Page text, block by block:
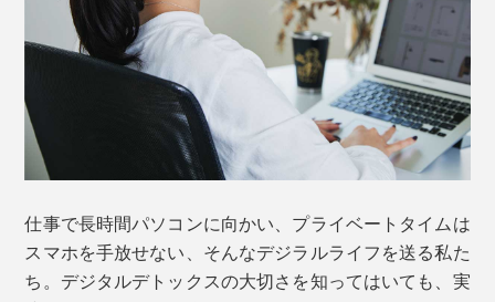
仕事で長時間パソコンに向かい、プライベートタイムは
スマホを手放せない、そんなデジラルライフを送る私た
ち。デジタルデトックスの大切さを知ってはいても、実